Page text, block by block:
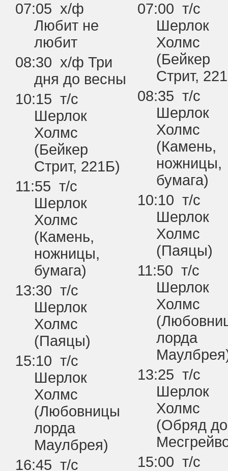
07:05 х/ф
Любит не
любит
08:30 х/ф Три
дня до весны
10:15 т/с
Шерлок
Холмс
(Бейкер
Стрит, 221Б)
11:55 т/с
Шерлок
Холмс
(Камень,
ножницы,
бумага)
13:30 т/с
Шерлок
Холмс
(Паяцы)
15:10 т/с
Шерлок
Холмс
(Любовницы
лорда
Маулбрея)
16:45 т/с
07:00 т/с
Шерлок
Холмс
(Бейкер
Стрит,
08:35 т/с
Шерлок
Холмс
(Камень,
ножницы,
бумага)
10:10 т/с
Шерлок
Холмс
(Паяцы)
11:50 т/с
Шерлок
Холмс
лорда
13:25 т/с
Шерлок
Холмс
(Обряд
15:00 т/с